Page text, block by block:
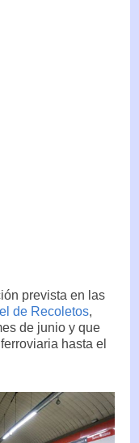
prevista en las
de Recoletos,
de junio y que
hasta el